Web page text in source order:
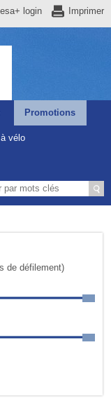
Imprimer
login
Promotions
vélo
de défilement)